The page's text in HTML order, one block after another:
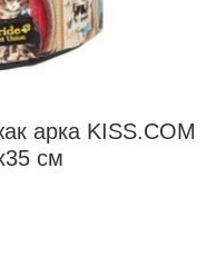
арка KISS.COM
см